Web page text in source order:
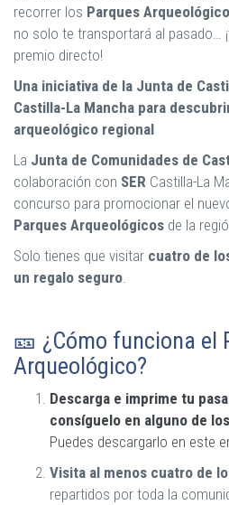
recorrer los Parques
no solo te transportará al pasado…
premio directo!
Una iniciativa de la Junta de
Castilla-La Mancha para
arqueológico regional
La Junta de Comunidades de
colaboración con SER Castilla-La
concurso para promocionar el
Parques Arqueológicos de la
Solo tienes que visitar cuatro de
un regalo seguro
🎫 ¿Cómo funciona el
Arqueológico?
Descarga e imprime tu
consíguelo en alguno de
Puedes descargarlo en este
Visita al menos cuatro de
repartidos por toda la